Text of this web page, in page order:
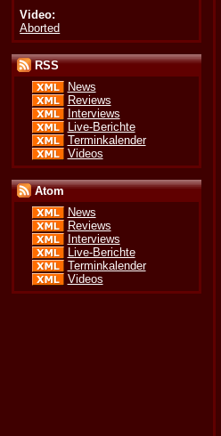
Video:
Aborted
RSS
News
Reviews
Interviews
Live-Berichte
Terminkalender
Videos
Atom
News
Reviews
Interviews
Live-Berichte
Terminkalender
Videos